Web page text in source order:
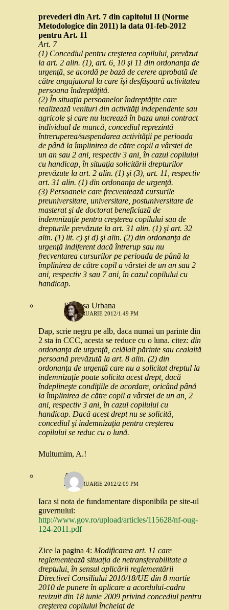
prevederi din Art. 7 din capitolul II (Norme
Metodologice din 2011) la data 01-feb-2012
pentru Art. 11
Art. 7
(1) Concediul pentru creşterea copilului, prevăzut
la art. 2 alin. (1), art. 6, 10 şi 11 din ordonanţa de
urgenţă, se acordă pe bază de cerere aprobată de
către angajatorul la care îşi desfăşoară activitatea
persoana îndreptăţită.
(2) În situaţia persoanelor îndreptăţite care
realizează venituri din activităţi independente sau
agricole şi care nu lucrează în baza unui contract
individual de muncă, concediul reprezintă
întreruperea/suspendarea activităţii pe perioada
de până la împlinirea de către copil a vârstei de
un an sau 2 ani, respectiv 3 ani, în cazul copilului
cu handicap, în situaţia solicitării drepturilor
prevăzute la art. 2 alin. (1) şi (3), art. 11, respectiv
art. 31 alin. (1) din ordonanţa de urgenţă.
(3) Persoanele care frecventează cursurile
preuniversitare, universitare, postuniversitare de
masterat şi de doctorat beneficiază de
indemnizaţie pentru creşterea copilului sau de
drepturile prevăzute la art. 31 alin. (1) şi art. 32
alin. (1) lit. c) şi d) şi alin. (2) din ordonanţa de
urgenţă indiferent dacă întrerup sau nu
frecventarea cursurilor pe perioada de până la
împlinirea de către copil a vârstei de un an sau 2
ani, respectiv 3 sau 7 ani, în cazul copilului cu
handicap.
Printesa Urbana
20 FEBRUARIE 2012/1:49 PM
Dap, scrie negru pe alb, daca numai un parinte din
2 sta in CCC, acesta se reduce cu o luna. citez: din
ordonanţa de urgenţă, celălalt părinte sau cealaltă
persoană prevăzută la art. 8 alin. (2) din
ordonanţa de urgenţă care nu a solicitat dreptul la
indemnizaţie poate solicita acest drept, dacă
îndeplineşte condiţiile de acordare, oricând până
la împlinirea de către copil a vârstei de un an, 2
ani, respectiv 3 ani, în cazul copilului cu
handicap. Dacă acest drept nu se solicită,
concediul şi indemnizaţia pentru creşterea
copilului se reduc cu o lună.
Multumim, A.!
A.
20 FEBRUARIE 2012/2:09 PM
Iaca si nota de fundamentare disponibila pe site-ul
guvernului:
http://www.gov.ro/upload/articles/115628/nf-oug-
124-2011.pdf
Zice la pagina 4: Modificarea art. 11 care
reglementează situația de netransferabilitate a
dreptului, în sensul aplicării reglementării
Directivei Consiliului 2010/18/UE din 8 martie
2010 de punere în aplicare a acordului-cadru
revizuit din 18 iunie 2009 privind concediul pentru
creşterea copilului încheiat de